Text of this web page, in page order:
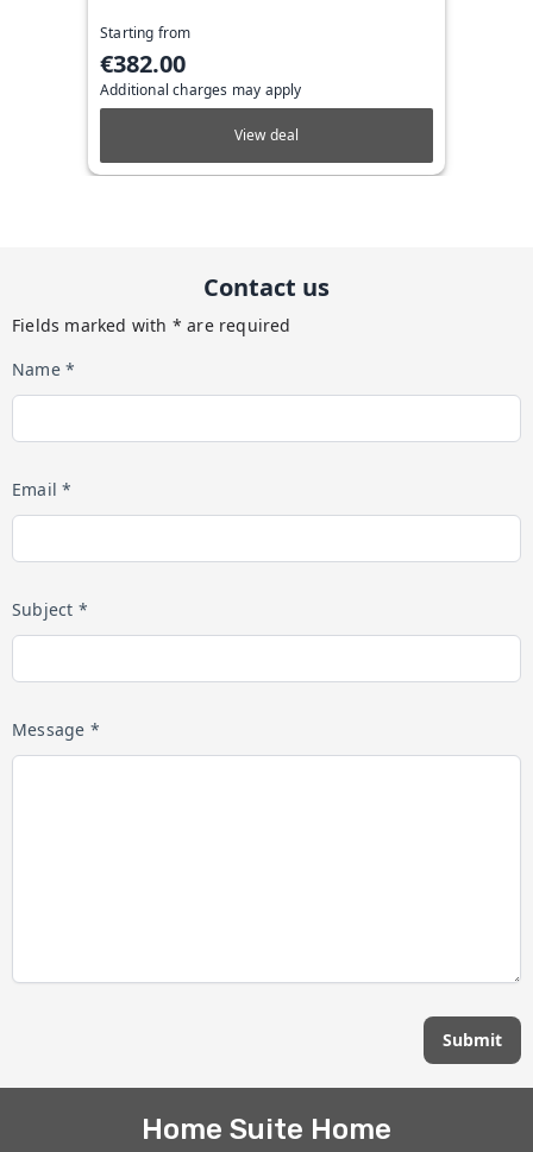
Starting from
€382.00
Additional charges may apply
View deal
Contact us
Fields marked with * are required
Name *
Email *
Subject *
Message *
Submit
Home Suite Home